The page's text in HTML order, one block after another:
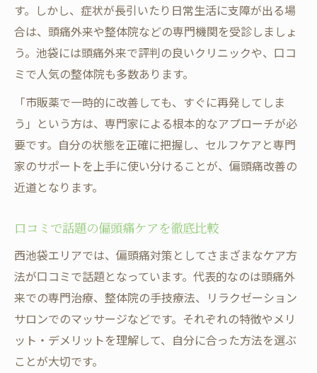
す。しかし、症状が長引いたり日常生活に支障が出る場
合は、頭痛外来や整体院などの専門機関を受診しましょ
う。池袋には頭痛外来で評判の良いクリニックや、口コ
ミで人気の整体院も多数あります。
「市販薬で一時的に改善しても、すぐに再発してしま
う」という方は、専門家による根本的なアプローチが必
要です。自分の状態を正確に把握し、セルフケアと専門
家のサポートを上手に使い分けることが、偏頭痛改善の
近道となります。
口コミで話題の偏頭痛ケアを徹底比較
西池袋エリアでは、偏頭痛対策としてさまざまなケア方
法が口コミで話題となっています。代表的なのは頭痛外
来での専門治療、整体院の手技療法、リラクゼーション
サロンでのマッサージなどです。それぞれの特徴やメリ
ット・デメリットを理解して、自分に合った方法を選ぶ
ことが大切です。